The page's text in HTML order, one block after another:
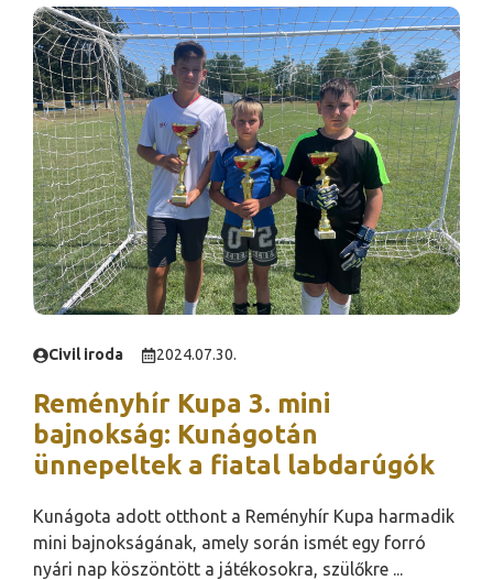
Civil iroda 2024.07.30.
Reményhír Kupa 3. mini
bajnokság: Kunágotán
ünnepeltek a fiatal labdarúgók
Kunágota adott otthont a Reményhír Kupa harmadik
mini bajnokságának, amely során ismét egy forró
nyári nap köszöntött a játékosokra, szülőkre ...